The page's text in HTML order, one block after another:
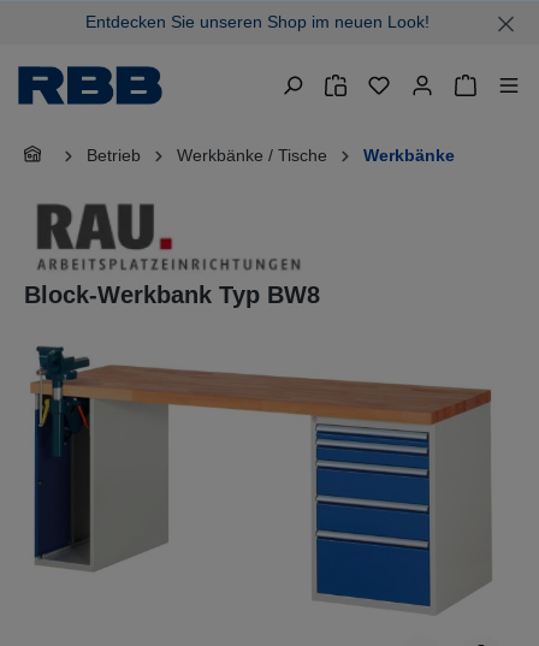
springenEntdecken Sie unseren Shop im neuen Look!
Betrieb Werkbänke / Tische Werkbänke
Block-Werkbank Typ BW8
Bildergalerie überspringen